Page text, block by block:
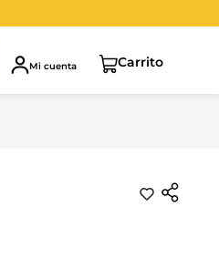
Mi cuenta